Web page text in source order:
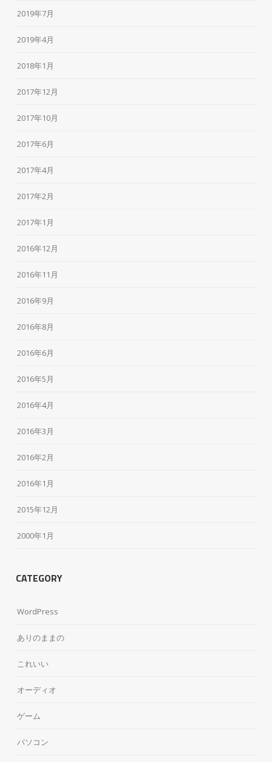
2019年7月
2019年4月
2018年1月
2017年12月
2017年10月
2017年6月
2017年4月
2017年2月
2017年1月
2016年12月
2016年11月
2016年9月
2016年8月
2016年6月
2016年5月
2016年4月
2016年3月
2016年2月
2016年1月
2015年12月
2000年1月
CATEGORY
WordPress
ありのままの
これいい
オーディオ
ゲーム
パソコン